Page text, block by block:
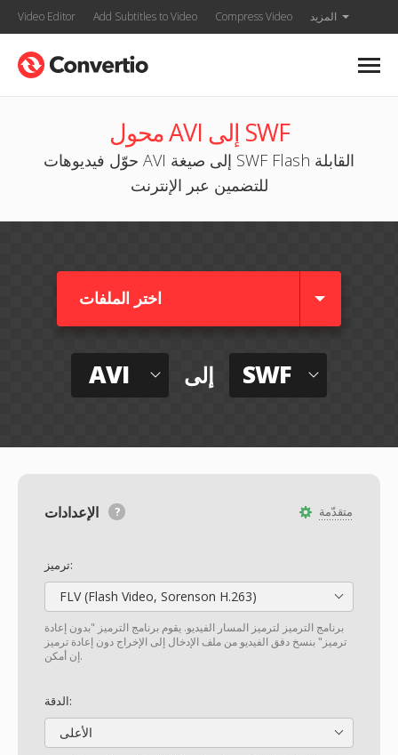
Video Editor Add Subtitles to Video Compress Video المزيد
محول AVI إلى SWF
حوّل فيديوهات AVI إلى صيغة SWF Flash القابلة
للتضمين عبر الإنترنت
اختر الملفات
AVI إلى SWF
متقدّمة
ترميز:
FLV (Flash Video, Sorenson H.263)
برنامج الترميز لترميز المسار الفيديو. يقوم برنامج الترميز "بدون إعادة
ترميز" بنسخ دفق الفيديو من ملف الإدخال إلى الإخراج دون إعادة ترميز
إن أمكن.
الدقة:
الأعلى